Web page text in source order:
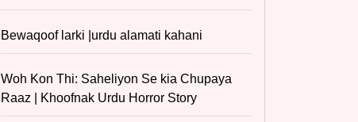
Bewaqoof larki |urdu alamati kahani
Woh Kon Thi: Saheliyon Se kia Chupaya
Raaz | Khoofnak Urdu Horror Story